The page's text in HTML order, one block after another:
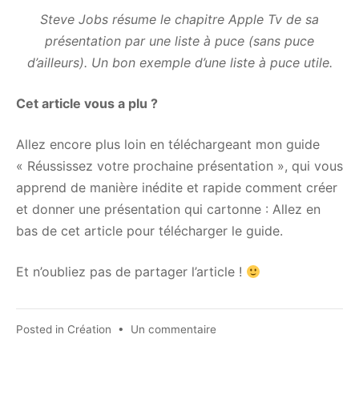
Steve Jobs résume le chapitre Apple Tv de sa
présentation par une liste à puce (sans puce
d’ailleurs). Un bon exemple d’une liste à puce utile.
Cet article vous a plu ?
Allez encore plus loin en téléchargeant mon guide
« Réussissez votre prochaine présentation », qui vous
apprend de manière inédite et rapide comment créer
et donner une présentation qui cartonne : Allez en
bas de cet article pour télécharger le guide.
Et n’oubliez pas de partager l’article !
Posted in Création • Un commentaire